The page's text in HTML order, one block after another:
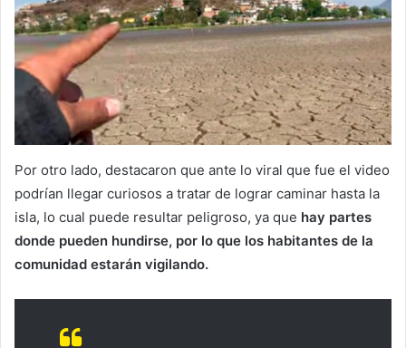
Por otro lado, destacaron que ante lo viral que fue el video
podrían llegar curiosos a tratar de lograr caminar hasta la
isla, lo cual puede resultar peligroso, ya que hay partes
donde pueden hundirse, por lo que los habitantes de la
comunidad estarán vigilando.